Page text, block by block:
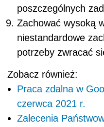
poszczególnych
Zachować wysoką
niestandardowe
potrzeby zwracać
Zobacz również:
Praca zdalna w
czerwca 2021 r.
Zalecenia